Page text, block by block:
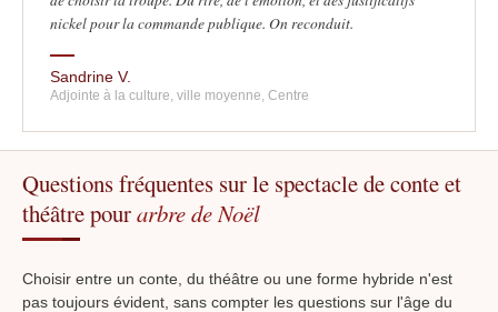
nickel pour la commande publique. On reconduit.
Sandrine V.
Adjointe à la culture, ville moyenne, Centre
Questions fréquentes sur le spectacle de conte et
théâtre pourarbre de Noël
Choisir entre un conte, du théâtre ou une forme hybride n'est
pas toujours évident, sans compter les questions sur l'âge du